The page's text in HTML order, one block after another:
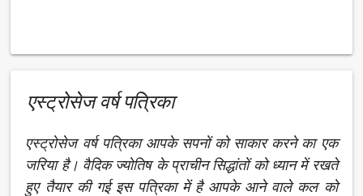
एस्ट्रोसेज वर्ष पत्रिका
एस्ट्रोसेज वर्ष पत्रिका आपके सपनों को साकार करने का एक
जरिया है। वैदिक ज्योतिष के प्राचीन सिद्धांतों को ध्यान में रखते
हुए तैयार की गई इस पत्रिका में है आपके आने वाले कल को